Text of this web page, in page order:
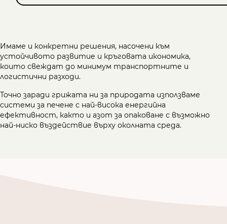
Имаме и конкретни решения, насочени към
устойчивото развитие и кръговата икономика,
които свеждат до минимум транспортните и
логистични разходи.
Точно заради грижата ни за природата използваме
системи за печене с най-висока енергийна
ефективност, както и азот за опаковане с възможно
най-ниско въздействие върху околната среда.